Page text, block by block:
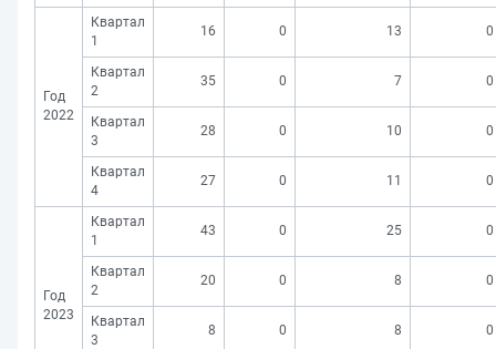
Год
2022
Квартал
1
16 0 13 0
Квартал
2
35 0 7 0
Квартал
3
28 0 10 0
Квартал
4
27 0 11 0
Год
2023
Квартал
1
43 0 25 0
Квартал
2
20 0 8 0
Квартал
3
8 0 8 0